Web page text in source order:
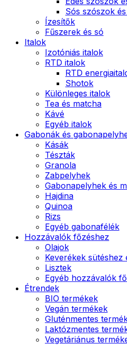
Sós szószok
Ízesítők
Fűszerek és só
Italok
Izotóniás italok
RTD italok
RTD
Shotok
Különleges italok
Tea és matcha
Kávé
Egyéb italok
Gabonák és
Kásák
Tészták
Granola
Zabpelyhek
Gabonapelyhek és
Hajdina
Quinoa
Rizs
Egyéb gabonafélék
Hozzávalók főzéshez
Olajok
Keverékek sütéshez
Lisztek
Egyéb hozzávalók
Étrendek
BIO termékek
Vegán termékek
Gluténmentes
Laktózmentes
Vegetáriánus